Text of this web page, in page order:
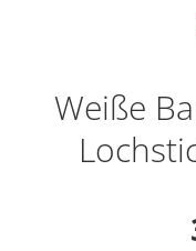
Weiße